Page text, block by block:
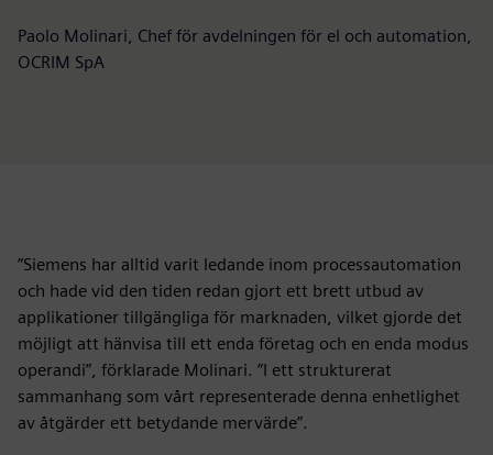
Paolo Molinari, Chef för avdelningen för el och automation,
OCRIM SpA
”Siemens har alltid varit ledande inom processautomation
och hade vid den tiden redan gjort ett brett utbud av
applikationer tillgängliga för marknaden, vilket gjorde det
möjligt att hänvisa till ett enda företag och en enda modus
operandi”, förklarade Molinari. ”I ett strukturerat
sammanhang som vårt representerade denna enhetlighet
av åtgärder ett betydande mervärde”.